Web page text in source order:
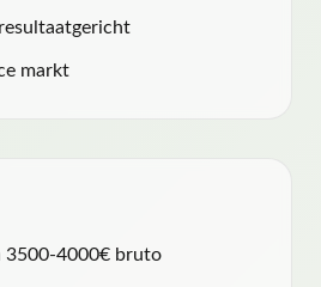
markt
3500-4000€ bruto